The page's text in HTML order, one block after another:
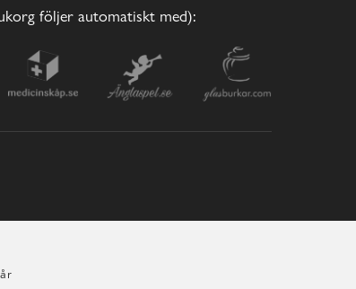
följer automatiskt med):